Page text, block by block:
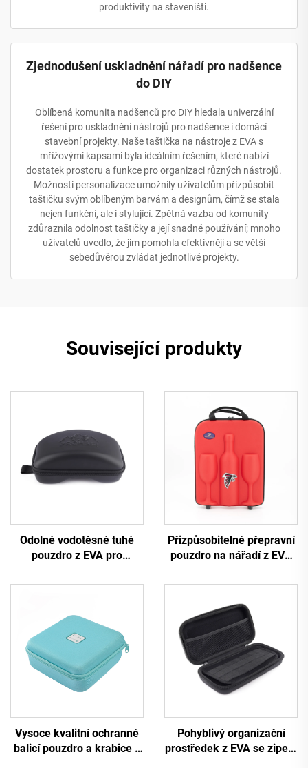
produktivity na staveništi.
Zjednodušení uskladnění nářadí pro nadšence
do DIY
Oblíbená komunita nadšenců pro DIY hledala univerzální
řešení pro uskladnění nástrojů pro nadšence i domácí
stavební projekty. Naše taštička na nástroje z EVA s
mřížovými kapsami byla ideálním řešením, které nabízí
dostatek prostoru a funkce pro organizaci různých nástrojů.
Možnosti personalizace umožnily uživatelům přizpůsobit
taštičku svým oblíbeným barvám a designům, čímž se stala
nejen funkční, ale i stylující. Zpětná vazba od komunity
zdůraznila odolnost taštičky a její snadné používání; mnoho
uživatelů uvedlo, že jim pomohla efektivněji a se větší
sebedůvěrou zvládat jednotlivé projekty.
Související produkty
Odolné vodotěsné tuhé
pouzdro z EVA pro
Přizpůsobitelné přepravní
pouzdro na nářadí z EVA
přepravní pouzdro na vína
z EVA, taštička z EVA s
pěnovým vložkem
Vysoce kvalitní ochranné
balicí pouzdro a krabice z
Pohyblivý organizační
prostředek z EVA se zipem